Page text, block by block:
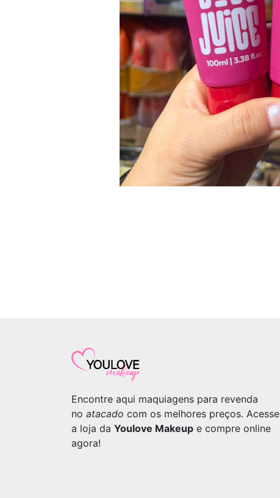
Encontre aqui maquiagens para revenda
no atacado com os melhores preços. Acesse
a loja da Youlove Makeup e compre online
agora!